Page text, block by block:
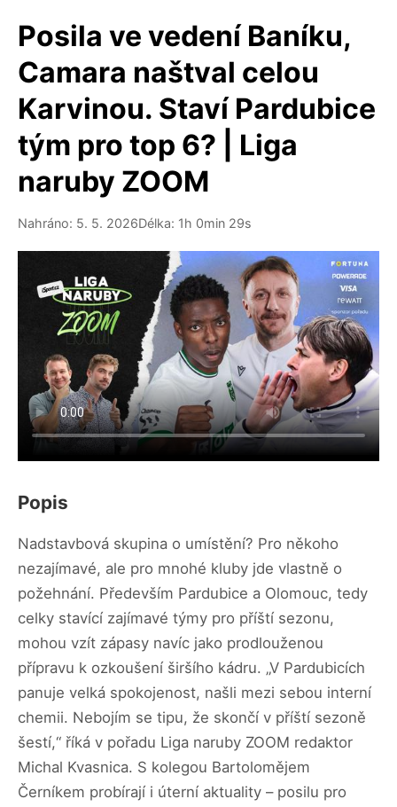
Posila ve vedení Baníku,
Camara naštval celou
Karvinou. Staví Pardubice
tým pro top 6? | Liga
naruby ZOOM
Nahráno: 5. 5. 2026Délka: 1h 0min 29s
Popis
Nadstavbová skupina o umístění? Pro někoho
nezajímavé, ale pro mnohé kluby jde vlastně o
požehnání. Především Pardubice a Olomouc, tedy
celky stavící zajímavé týmy pro příští sezonu,
mohou vzít zápasy navíc jako prodlouženou
přípravu k ozkoušení širšího kádru. „V Pardubicích
panuje velká spokojenost, našli mezi sebou interní
chemii. Nebojím se tipu, že skončí v příští sezoně
šestí,“ říká v pořadu Liga naruby ZOOM redaktor
Michal Kvasnica. S kolegou Bartolomějem
Černíkem probírají i úterní aktuality – posilu pro